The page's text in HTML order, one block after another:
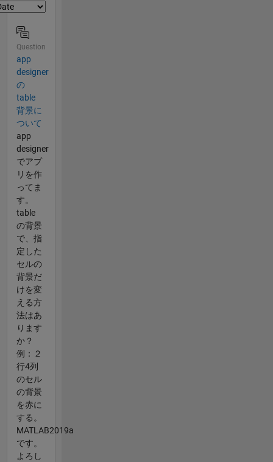
Question
app
designer
の
table
背景に
ついて
app
designer
でアプ
リを作
ってま
す。
table
の背景
で、指
定した
セルの
背景だ
けを変
える方
法はあ
ります
か？
例：２
行4列
のセル
の背景
を赤に
する。
MATLAB2019a
です。
よろし